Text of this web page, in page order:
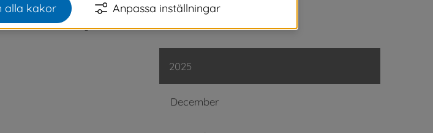
att Svenljunga
bra för att bryta
2025
December
alla kakor Anpassa inställningar